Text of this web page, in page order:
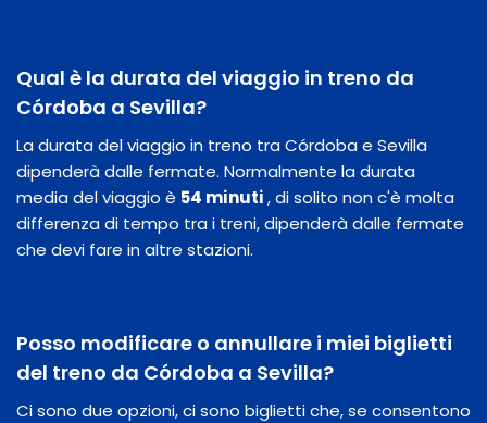
Qual è la durata del viaggio in treno da
Córdoba a Sevilla?
La durata del viaggio in treno tra Córdoba e Sevilla
dipenderà dalle fermate. Normalmente la durata
media del viaggio è 54 minuti, di solito non c'è molta
differenza di tempo tra i treni, dipenderà dalle fermate
che devi fare in altre stazioni.
Posso modificare o annullare i miei biglietti
del treno da Córdoba a Sevilla?
Ci sono due opzioni, ci sono biglietti che, se consentono